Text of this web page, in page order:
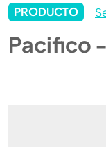
PRODUCTO
Pacifico